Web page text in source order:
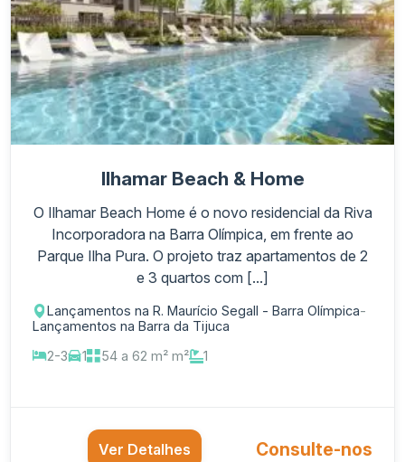
Ilhamar Beach & Home
O Ilhamar Beach Home é o novo residencial da Riva
Incorporadora na Barra Olímpica, em frente ao
Parque Ilha Pura. O projeto traz apartamentos de 2
e 3 quartos com [...]
Lançamentos na R. Maurício Segall - Barra Olímpica-
Lançamentos na Barra da Tijuca
2-3
1 54 a 62 m² m² 1
Ver Detalhes Consulte-nos